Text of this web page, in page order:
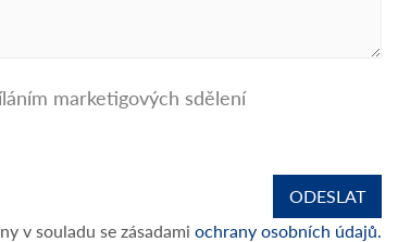
marketigových sdělení
v souladu se zásadami ochrany osobních údajů.